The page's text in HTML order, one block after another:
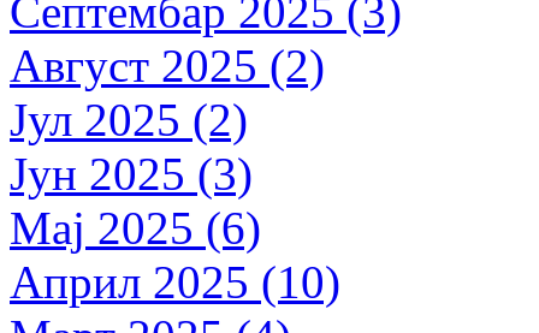
Септембар 2025 (3)
Август 2025 (2)
Јул 2025 (2)
Јун 2025 (3)
Мај 2025 (6)
Април 2025 (10)